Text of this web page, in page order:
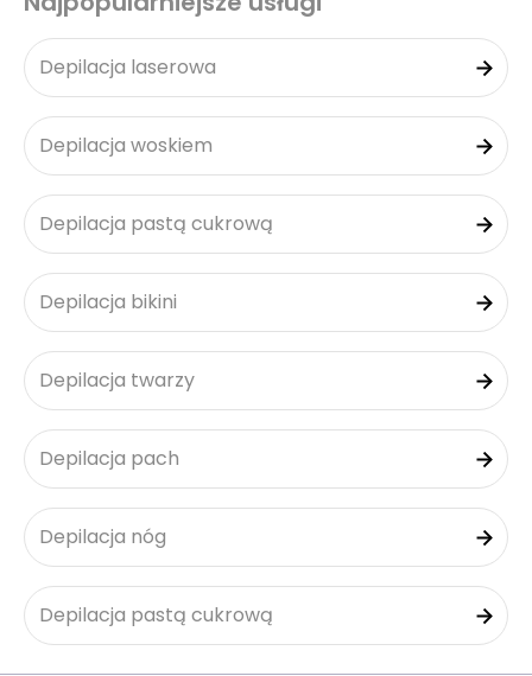
Depilacja laserowa
Depilacja woskiem
Depilacja pastą cukrową
Depilacja bikini
Depilacja twarzy
Depilacja pach
Depilacja nóg
Depilacja pastą cukrową